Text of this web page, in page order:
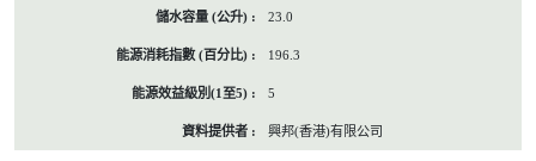
23.0
196.3
5
興邦(香港)有限公司